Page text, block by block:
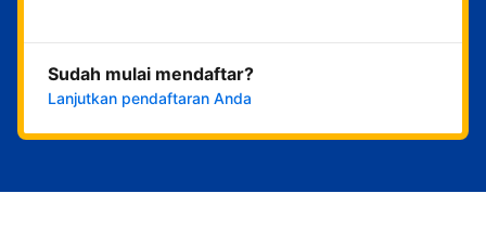
Sudah mulai mendaftar?
Lanjutkan pendaftaran Anda